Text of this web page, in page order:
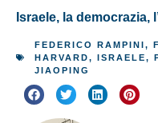
Israele, la democrazia,
FEDERICO RAMPINI,
HARVARD, ISRAELE,
JIAOPING